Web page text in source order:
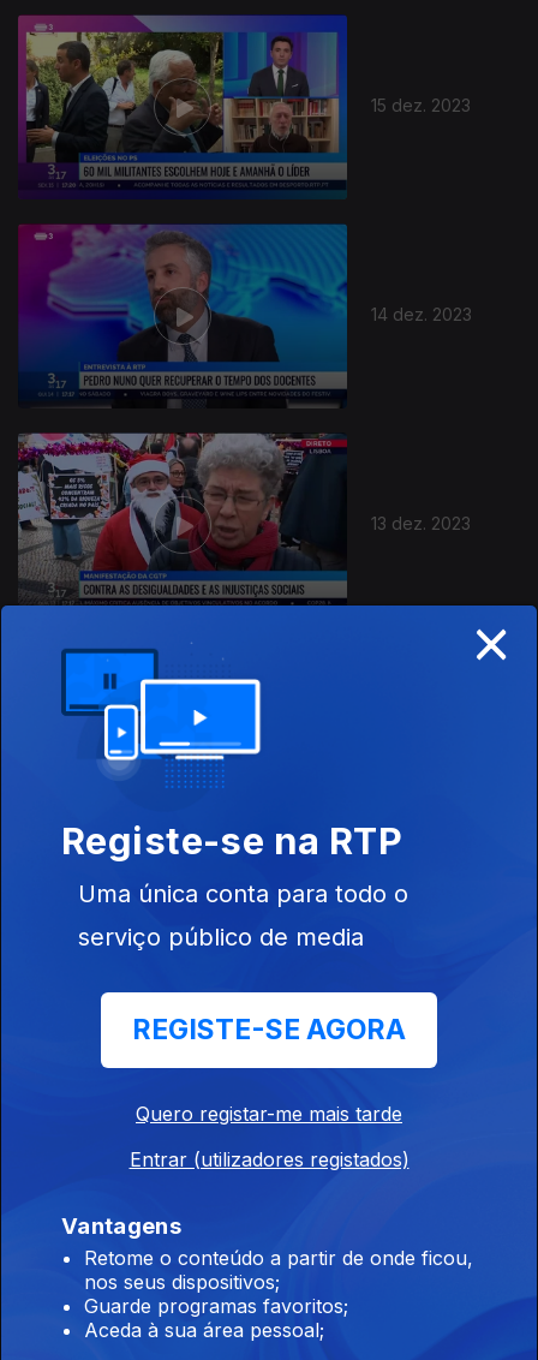
15 dez. 2023
14 dez. 2023
13 dez. 2023
10 dez. 2023
×
Registe-se na RTP
Uma única conta para todo o
serviço público de media
REGISTE-SE AGORA
Quero registar-me mais tarde
Entrar (utilizadores registados)
Vantagens
Retome o conteúdo a partir de onde ficou,
nos seus dispositivos;
Guarde programas favoritos;
Aceda à sua área pessoal;